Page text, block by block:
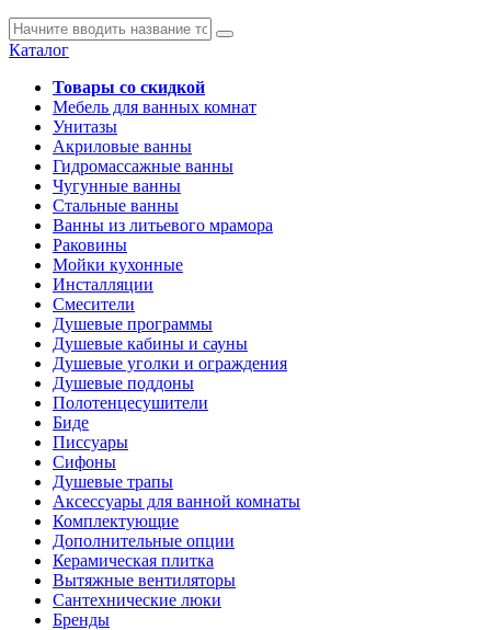
Каталог
Товары со скидкой
Мебель для ванных комнат
Унитазы
Акриловые ванны
Гидромассажные ванны
Чугунные ванны
Стальные ванны
Ванны из литьевого мрамора
Раковины
Мойки кухонные
Инсталляции
Смесители
Душевые программы
Душевые кабины и сауны
Душевые уголки и ограждения
Душевые поддоны
Полотенцесушители
Биде
Писсуары
Сифоны
Душевые трапы
Аксессуары для ванной комнаты
Комплектующие
Дополнительные опции
Керамическая плитка
Вытяжные вентиляторы
Сантехнические люки
Бренды